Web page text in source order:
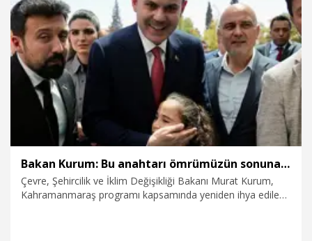
4.08.2026 Politika
Bakan Kurum: Bu anahtarı ömrümüzün sonuna kadar saklayacağız
Çevre, Şehircilik ve İklim Değişikliği Bakanı Murat Kurum,
Kahramanmaraş programı kapsamında yeniden ihya edilen